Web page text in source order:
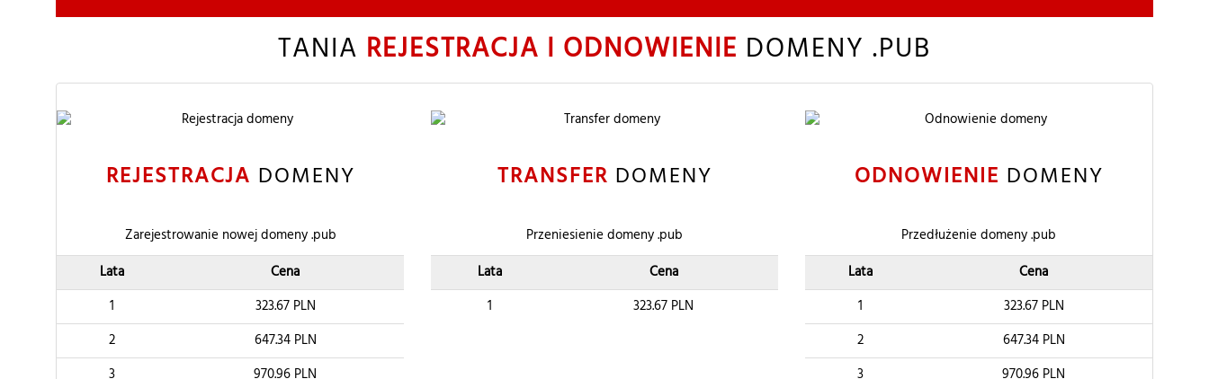
TANIA REJESTRACJA I ODNOWIENIE DOMENY .PUB
REJESTRACJA DOMENY
Zarejestrowanie nowej domeny .pub
Lata
Cena
1
323.67PLN
2
647.34PLN
3
970.96 PLN
TRANSFER DOMENY
Przeniesienie domeny .pub
Lata
Cena
1
323.67 PLN
ODNOWIENIE DOMENY
Przedłużenie domeny .pub
Lata
Cena
1
323.67PLN
2
647.34PLN
3
970.96 PLN